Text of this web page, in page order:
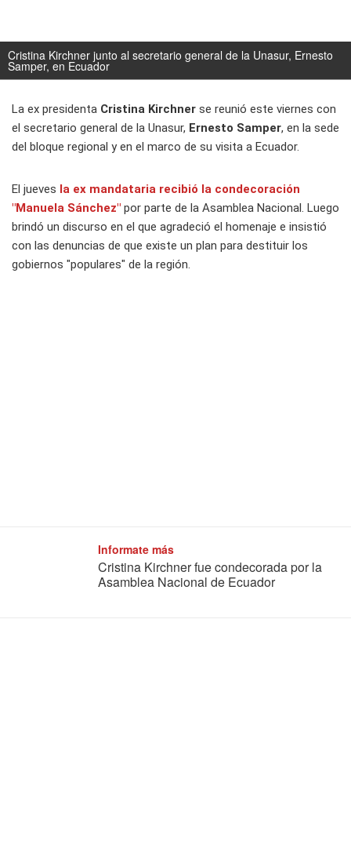
Cristina Kirchner junto al secretario general de la Unasur, Ernesto
Samper, en Ecuador
La ex presidenta Cristina Kirchner se reunió este viernes con
el secretario general de la Unasur, Ernesto Samper, en la sede
del bloque regional y en el marco de su visita a Ecuador.
El jueves la ex mandataria recibió la condecoración
"Manuela Sánchez" por parte de la Asamblea Nacional. Luego
brindó un discurso en el que agradeció el homenaje e insistió
con las denuncias de que existe un plan para destituir los
gobiernos "populares" de la región.
Informate más
Cristina Kirchner fue condecorada por la
Asamblea Nacional de Ecuador